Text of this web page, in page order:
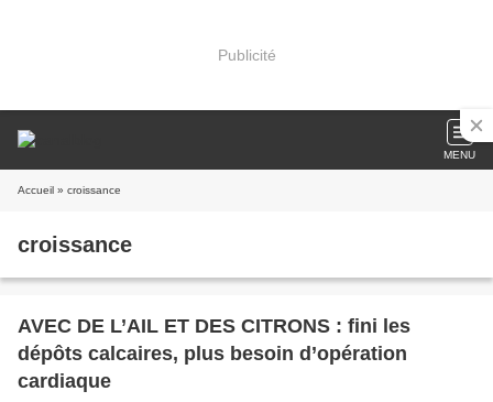
Publicité
MENU
Accueil » croissance
croissance
AVEC DE L’AIL ET DES CITRONS : fini les
dépôts calcaires, plus besoin d’opération
cardiaque